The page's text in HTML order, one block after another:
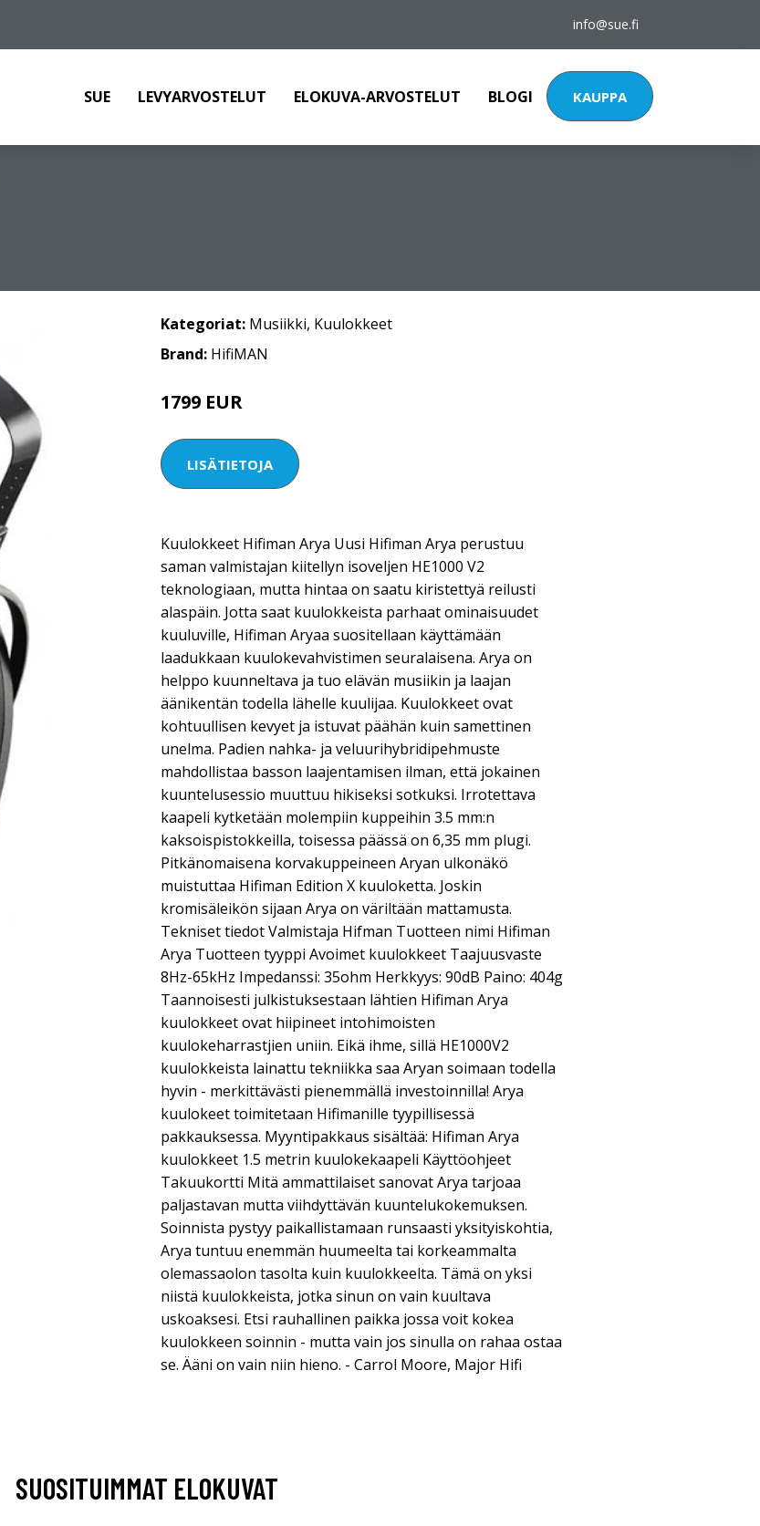
info@sue.fi
SUE LEVYARVOSTELUT ELOKUVA-ARVOSTELUT BLOGI KAUPPA
Kategoriat: Musiikki, Kuulokkeet
Brand: HifiMAN
1799 EUR
LISÄTIETOJA
Kuulokkeet Hifiman Arya Uusi Hifiman Arya perustuu
saman valmistajan kiitellyn isoveljen HE1000 V2
teknologiaan, mutta hintaa on saatu kiristettyä reilusti
alaspäin. Jotta saat kuulokkeista parhaat ominaisuudet
kuuluville, Hifiman Aryaa suositellaan käyttämään
laadukkaan kuulokevahvistimen seuralaisena. Arya on
helppo kuunneltava ja tuo elävän musiikin ja laajan
äänikentän todella lähelle kuulijaa. Kuulokkeet ovat
kohtuullisen kevyet ja istuvat päähän kuin samettinen
unelma. Padien nahka- ja veluurihybridipehmuste
mahdollistaa basson laajentamisen ilman, että jokainen
kuuntelusessio muuttuu hikiseksi sotkuksi. Irrotettava
kaapeli kytketään molempiin kuppeihin 3.5 mm:n
kaksoispistokkeilla, toisessa päässä on 6,35 mm plugi.
Pitkänomaisena korvakuppeineen Aryan ulkonäkö
muistuttaa Hifiman Edition X kuuloketta. Joskin
kromisäleikön sijaan Arya on väriltään mattamusta.
Tekniset tiedot Valmistaja Hifman Tuotteen nimi Hifiman
Arya Tuotteen tyyppi Avoimet kuulokkeet Taajuusvaste
8Hz-65kHz Impedanssi: 35ohm Herkkyys: 90dB Paino: 404g
Taannoisesti julkistuksestaan lähtien Hifiman Arya
kuulokkeet ovat hiipineet intohimoisten
kuulokeharrastjien uniin. Eikä ihme, sillä HE1000V2
kuulokkeista lainattu tekniikka saa Aryan soimaan todella
hyvin - merkittävästi pienemmällä investoinnilla! Arya
kuulokeet toimitetaan Hifimanille tyypillisessä
pakkauksessa. Myyntipakkaus sisältää: Hifiman Arya
kuulokkeet 1.5 metrin kuulokekaapeli Käyttöohjeet
Takuukortti Mitä ammattilaiset sanovat Arya tarjoaa
paljastavan mutta viihdyttävän kuuntelukokemuksen.
Soinnista pystyy paikallistamaan runsaasti yksityiskohtia,
Arya tuntuu enemmän huumeelta tai korkeammalta
olemassaolon tasolta kuin kuulokkeelta. Tämä on yksi
niistä kuulokkeista, jotka sinun on vain kuultava
uskoaksesi. Etsi rauhallinen paikka jossa voit kokea
kuulokkeen soinnin - mutta vain jos sinulla on rahaa ostaa
se. Ääni on vain niin hieno. - Carrol Moore, Major Hifi
SUOSITUIMMAT ELOKUVAT